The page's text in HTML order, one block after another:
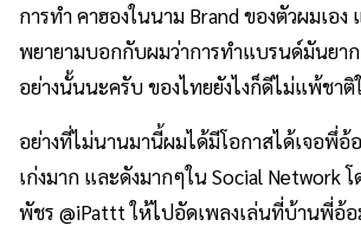
การทำ คาฮองในนาม Brand ของตัวผมเอ
พยายามบอกกับผมว่าการทำแบรนด์มันย
อย่างนั้นนะครับ ของไทยยังไงก็ดีไม่แพ้ชาติ
อย่างที่ไม่นานมานี้ผมได้มีโอกาสได้เจอพึ่
เก่งมาก และดังมากๆใน Social Network
พัชร @iPattt ให้ไปอัดเพลงเล่นที่บ้านพี่อ้อ